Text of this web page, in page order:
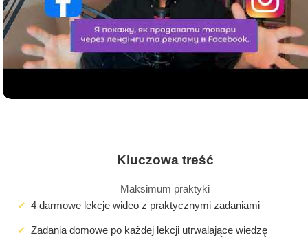
Kluczowa treść
Maksimum praktyki
4 darmowe lekcje wideo z praktycznymi zadaniami
Zadania domowe po każdej lekcji utrwalające wiedzę